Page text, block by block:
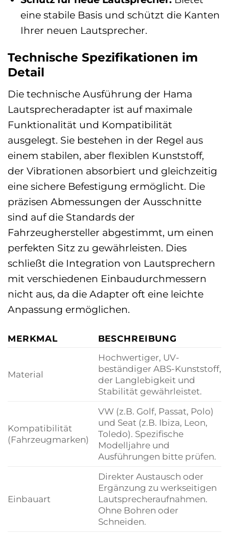
eine stabile Basis und schützt die Kanten
Ihrer neuen Lautsprecher.
Technische Spezifikationen im
Detail
Die technische Ausführung der Hama
Lautsprecheradapter ist auf maximale
Funktionalität und Kompatibilität
ausgelegt. Sie bestehen in der Regel aus
einem stabilen, aber flexiblen Kunststoff,
der Vibrationen absorbiert und gleichzeitig
eine sichere Befestigung ermöglicht. Die
präzisen Abmessungen der Ausschnitte
sind auf die Standards der
Fahrzeughersteller abgestimmt, um einen
perfekten Sitz zu gewährleisten. Dies
schließt die Integration von Lautsprechern
mit verschiedenen Einbaudurchmessern
nicht aus, da die Adapter oft eine leichte
Anpassung ermöglichen.
MERKMAL BESCHREIBUNG
Material
Hochwertiger, UV-
beständiger ABS-Kunststoff,
der Langlebigkeit und
Stabilität gewährleistet.
Kompatibilität
(Fahrzeugmarken)
VW (z.B. Golf, Passat, Polo)
und Seat (z.B. Ibiza, Leon,
Toledo). Spezifische
Modelljahre und
Ausführungen bitte prüfen.
Einbauart
Direkter Austausch oder
Ergänzung zu werkseitigen
Lautsprecheraufnahmen.
Ohne Bohren oder
Schneiden.